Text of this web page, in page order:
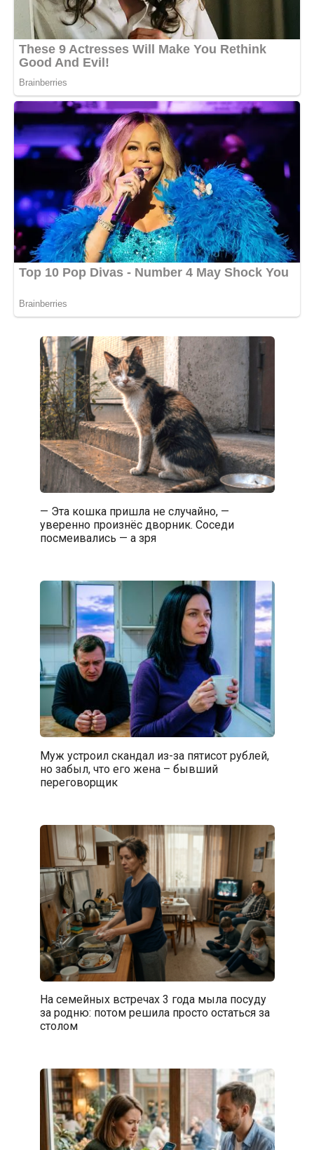
— Эта кошка пришла не случайно, —
уверенно произнёс дворник. Соседи
посмеивались — а зря
Муж устроил скандал из-за пятисот рублей,
но забыл, что его жена – бывший
переговорщик
На семейных встречах 3 года мыла посуду
за родню: потом решила просто остаться за
столом